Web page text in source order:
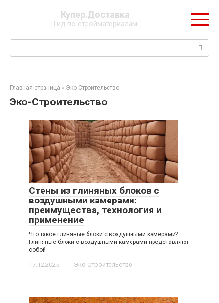
Купер.Доставка
Гид по стройматериалам
Поиск:
Главная страница » Эко-Строительство
Эко-Строительство
Стены из глиняных блоков с
воздушными камерами:
преимущества, технология и
применение
Что такое глиняные блоки с воздушными камерами?
Глиняные блоки с воздушными камерами представляют
собой
17.12.2025 Эко-Строительство